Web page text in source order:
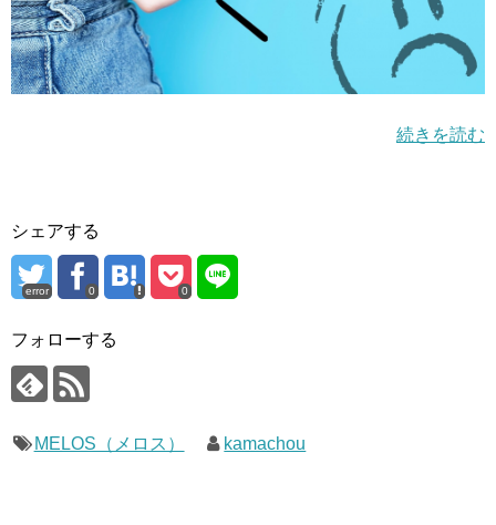
続きを読む
シェアする
error 0 0
フォローする
MELOS（メロス） kamachou